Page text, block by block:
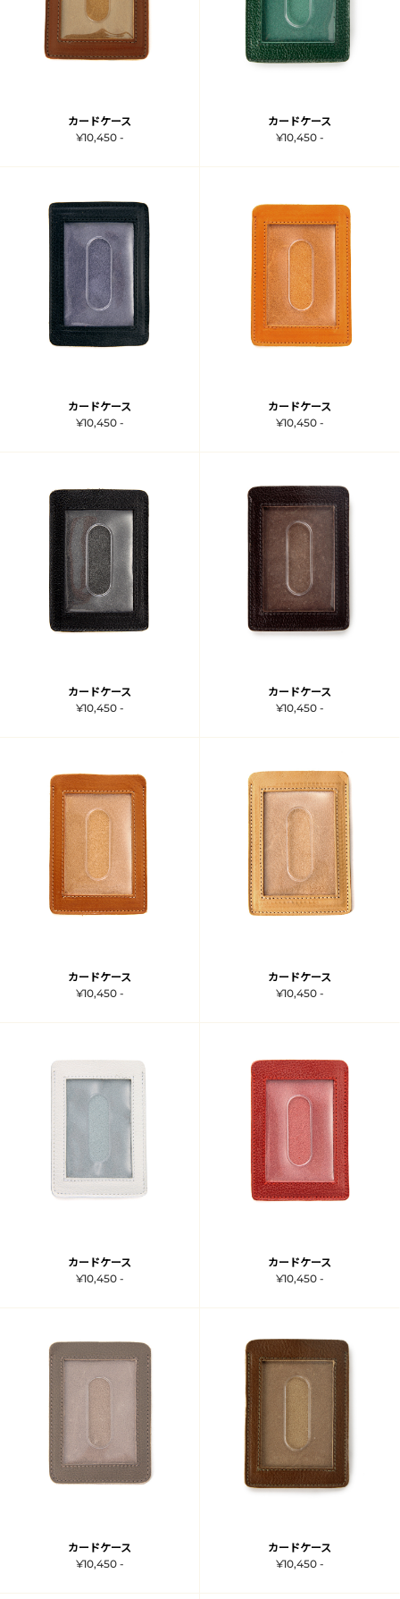
カードケース
¥10,450 -
カードケース
¥10,450 -
カードケース
¥10,450 -
カードケース
¥10,450 -
カードケース
¥10,450 -
カードケース
¥10,450 -
カードケース
¥10,450 -
カードケース
¥10,450 -
カードケース
¥10,450 -
カードケース
¥10,450 -
カードケース
¥10,450 -
カードケース
¥10,450 -